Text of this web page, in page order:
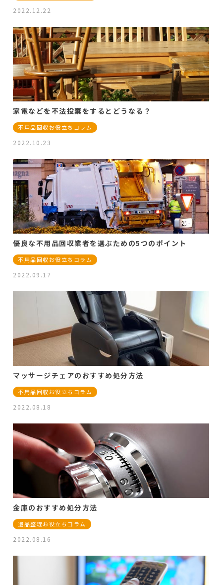
2022.12.22
家電などを不法投棄をするとどうなる？
不用品回収お役立ちコラム
2022.10.23
優良な不用品回収業者を選ぶための5つのポイント
不用品回収お役立ちコラム
2022.09.17
マッサージチェアのおすすめ処分方法
不用品回収お役立ちコラム
2022.08.18
金庫のおすすめ処分方法
遺品整理お役立ちコラム
2022.08.16